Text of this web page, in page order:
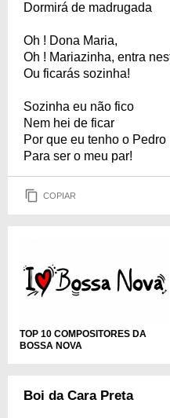
Dormirá de madrugada
Oh ! Dona Maria,
Oh ! Mariazinha, entra
Ou ficarás sozinha!
Sozinha eu não fico
Nem hei de ficar
Por que eu tenho o Pedro
Para ser o meu par!
COPIAR
TOP 10 COMPOSITORES DA
BOSSA NOVA
Boi da Cara Preta